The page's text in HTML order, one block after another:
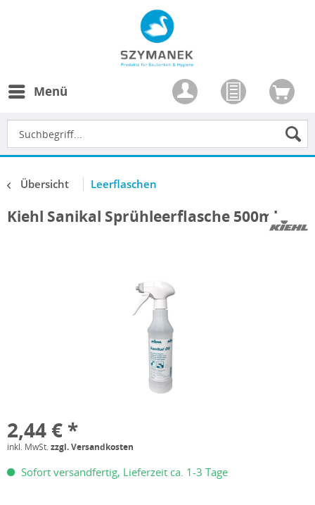
Menü
Übersicht Leerflaschen
Kiehl Sanikal Sprühleerflasche 500ml
2,44 € *
inkl. MwSt.zzgl. Versandkosten
Sofort versandfertig, Lieferzeit ca. 1-3 Tage